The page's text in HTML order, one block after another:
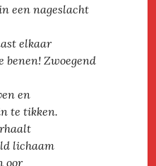
een nageslacht
elkaar
benen! Zwoegend
en
te tikken.
lichaam
oor